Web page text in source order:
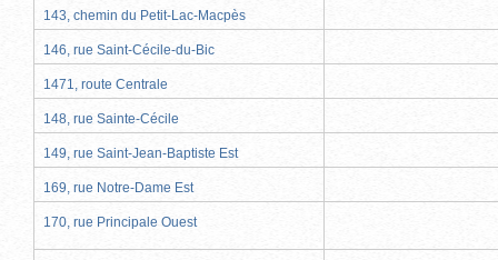
143, chemin du Petit-Lac-Macpès
146, rue Saint-Cécile-du-Bic
1471, route Centrale
148, rue Sainte-Cécile
149, rue Saint-Jean-Baptiste Est
169, rue Notre-Dame Est
170, rue Principale Ouest